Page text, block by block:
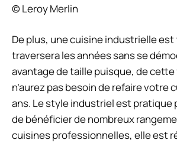
© Leroy Merlin
De plus, une cuisine industrielle
traversera les années sans se
avantage de taille puisque, de
n’aurez pas besoin de refaire votre
ans. Le style industriel est pratique
de bénéficier de nombreux
cuisines professionnelles, elle est